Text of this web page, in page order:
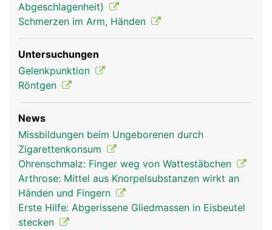
Abgeschlagenheit)
Schmerzen im Arm, Händen
Untersuchungen
Gelenkpunktion
Röntgen
News
Missbildungen beim Ungeborenen durch
Zigarettenkonsum
Ohrenschmalz: Finger weg von Wattestäbchen
Arthrose: Mittel aus Knorpelsubstanzen wirkt an
Händen und Fingern
Erste Hilfe: Abgerissene Gliedmassen in Eisbeutel
stecken